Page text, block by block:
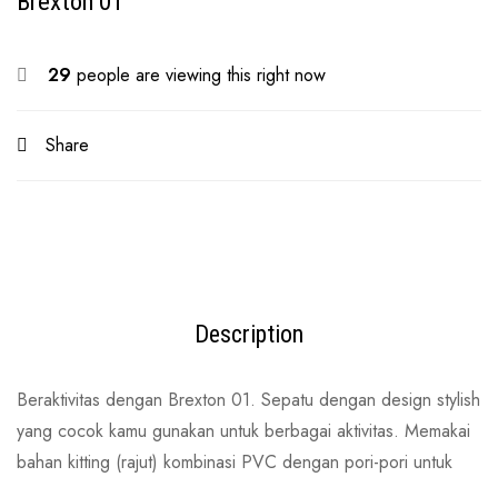
29 people are viewing this right now
Share
Description
Beraktivitas dengan Brexton 01. Sepatu dengan design stylish
yang cocok kamu gunakan untuk berbagai aktivitas. Memakai
bahan kitting (rajut) kombinasi PVC dengan pori-pori untuk